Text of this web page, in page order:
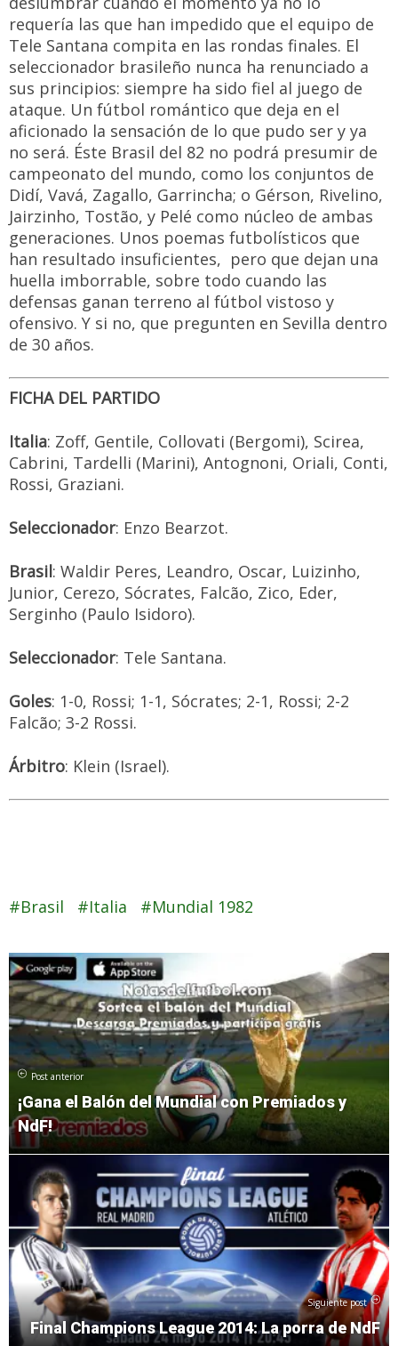
requería las que han impedido que el equipo de
Tele Santana compita en las rondas finales. El
seleccionador brasileño nunca ha renunciado a
sus principios: siempre ha sido fiel al juego de
ataque. Un fútbol romántico que deja en el
aficionado la sensación de lo que pudo ser y ya
no será. Éste Brasil del 82 no podrá presumir de
campeonato del mundo, como los conjuntos de
Didí, Vavá, Zagallo, Garrincha; o Gérson, Rivelino,
Jairzinho, Tostão, y Pelé como núcleo de ambas
generaciones. Unos poemas futbolísticos que
han resultado insuficientes, pero que dejan una
huella imborrable, sobre todo cuando las
defensas ganan terreno al fútbol vistoso y
ofensivo. Y si no, que pregunten en Sevilla dentro
de 30 años.
FICHA DEL PARTIDO
Italia: Zoff, Gentile, Collovati (Bergomi), Scirea,
Cabrini, Tardelli (Marini), Antognoni, Oriali, Conti,
Rossi, Graziani.
Seleccionador: Enzo Bearzot.
Brasil: Waldir Peres, Leandro, Oscar, Luizinho,
Junior, Cerezo, Sócrates, Falcão, Zico, Eder,
Serginho (Paulo Isidoro).
Seleccionador: Tele Santana.
Goles: 1-0, Rossi; 1-1, Sócrates; 2-1, Rossi; 2-2
Falcão; 3-2 Rossi.
Árbitro: Klein (Israel).
Brasil Italia Mundial 1982
Post anterior
¡Gana el Balón del Mundial con Premiados y
NdF!
Siguiente post
Final Champions League 2014: La porra de NdF